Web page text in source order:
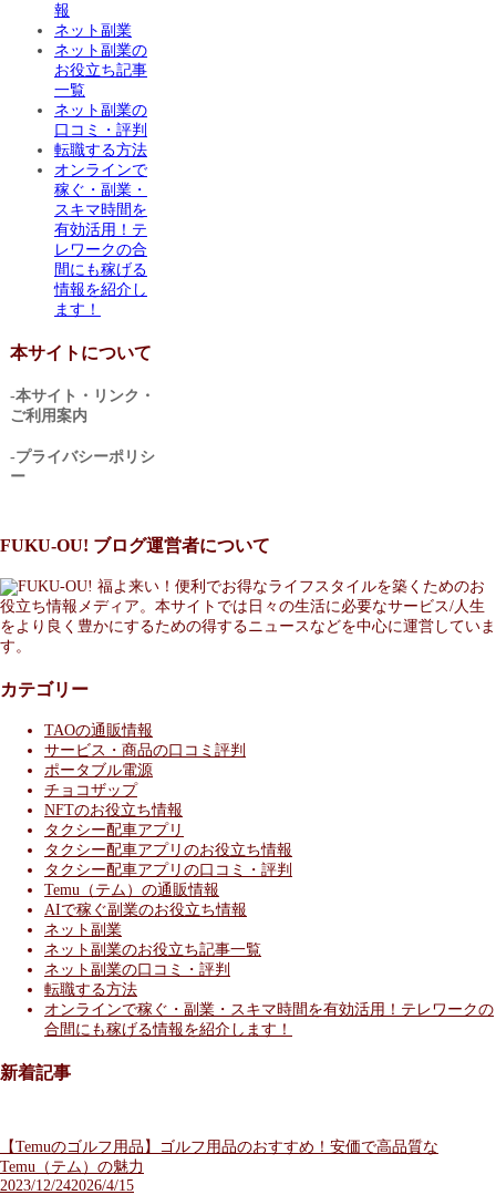
報
ネット副業
ネット副業の
お役立ち記事
一覧
ネット副業の
口コミ・評判
転職する方法
オンラインで
稼ぐ・副業・
スキマ時間を
有効活用！テ
レワークの合
間にも稼げる
情報を紹介し
ます！
本サイトについて
-本サイト・リンク・
ご利用案内
-プライバシーポリシ
ー
FUKU-OU! ブログ運営者について
福よ来い！便利でお得なライフスタイルを築くためのお
役立ち情報メディア。本サイトでは日々の生活に必要なサービス/人生
をより良く豊かにするための得するニュースなどを中心に運営していま
す。
カテゴリー
TAOの通販情報
サービス・商品の口コミ評判
ポータブル電源
チョコザップ
NFTのお役立ち情報
タクシー配車アプリ
タクシー配車アプリのお役立ち情報
タクシー配車アプリの口コミ・評判
Temu（テム）の通販情報
AIで稼ぐ副業のお役立ち情報
ネット副業
ネット副業のお役立ち記事一覧
ネット副業の口コミ・評判
転職する方法
オンラインで稼ぐ・副業・スキマ時間を有効活用！テレワークの
合間にも稼げる情報を紹介します！
新着記事
【Temuのゴルフ用品】ゴルフ用品のおすすめ！安価で高品質な
Temu（テム）の魅力
2023/12/242026/4/15